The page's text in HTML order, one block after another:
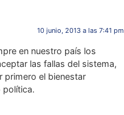
10 junio, 2013 a las 7:41 pm
en nuestro país los
las fallas del sistema,
primero el bienestar
política.